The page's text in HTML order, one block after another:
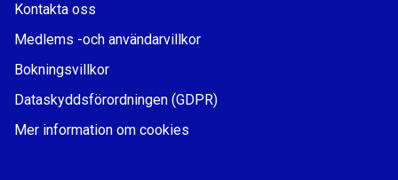
Kontakta oss
Medlems -och användarvillkor
Bokningsvillkor
Dataskyddsförordningen (GDPR)
Mer information om cookies